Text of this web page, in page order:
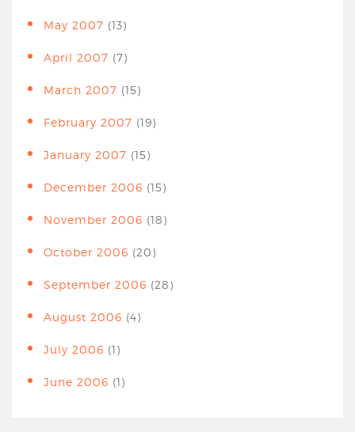
May 2007 (13)
April 2007 (7)
March 2007 (15)
February 2007 (19)
January 2007 (15)
December 2006 (15)
November 2006 (18)
October 2006 (20)
September 2006 (28)
August 2006 (4)
July 2006 (1)
June 2006 (1)